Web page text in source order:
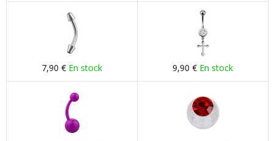
7,90 € En stock 9,90 € En stock